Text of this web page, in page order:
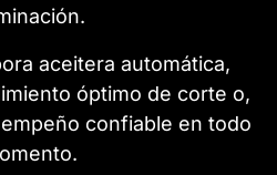
aceitera automática,
óptimo de corte o,
confiable en todo